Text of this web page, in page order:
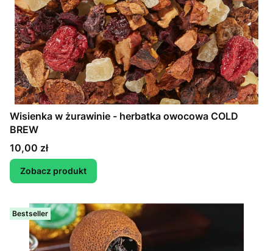
Wisienka w żurawinie - herbatka owocowa COLD
BREW
Cena
10,00 zł
Zobacz produkt
Bestseller